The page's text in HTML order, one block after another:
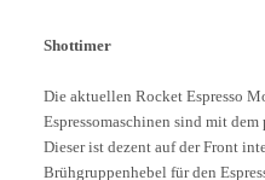
Shottimer
Die aktuellen Rocket Espresso
Espressomaschinen sind mit
Dieser ist dezent auf der Front
Brühgruppenhebel für den